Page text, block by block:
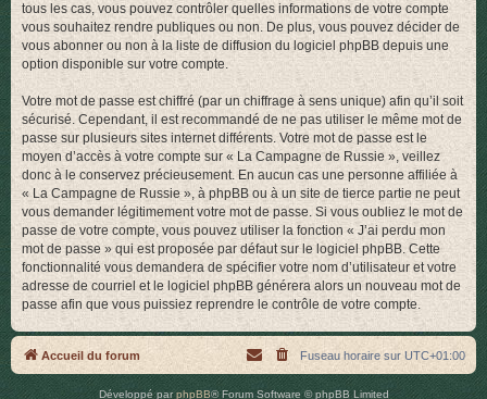
tous les cas, vous pouvez contrôler quelles informations de votre compte
vous souhaitez rendre publiques ou non. De plus, vous pouvez décider de
vous abonner ou non à la liste de diffusion du logiciel phpBB depuis une
option disponible sur votre compte.
Votre mot de passe est chiffré (par un chiffrage à sens unique) afin qu’il soit
sécurisé. Cependant, il est recommandé de ne pas utiliser le même mot de
passe sur plusieurs sites internet différents. Votre mot de passe est le
moyen d’accès à votre compte sur « La Campagne de Russie », veillez
donc à le conservez précieusement. En aucun cas une personne affiliée à
« La Campagne de Russie », à phpBB ou à un site de tierce partie ne peut
vous demander légitimement votre mot de passe. Si vous oubliez le mot de
passe de votre compte, vous pouvez utiliser la fonction « J’ai perdu mon
mot de passe » qui est proposée par défaut sur le logiciel phpBB. Cette
fonctionnalité vous demandera de spécifier votre nom d’utilisateur et votre
adresse de courriel et le logiciel phpBB générera alors un nouveau mot de
passe afin que vous puissiez reprendre le contrôle de votre compte.
Accueil du forum Fuseau horaire sur UTC+01:00
Développé parphpBB® Forum Software © phpBB Limited